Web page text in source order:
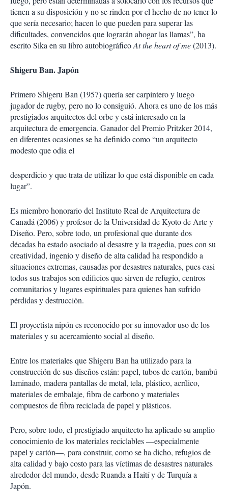
tienen a su disposición y no se rinden por el hecho de no tener lo
que sería necesario; hacen lo que pueden para superar las
dificultades, convencidos que lograrán ahogar las llamas”, ha
escrito Sika en su libro autobiográficoAt the heart of me(2013).
Shigeru Ban. Japón
Primero Shigeru Ban (1957) quería ser carpintero y luego
jugador de rugby, pero no lo consiguió. Ahora es uno de los más
prestigiados arquitectos del orbe y está interesado en la
arquitectura de emergencia. Ganador del Premio Pritzker 2014,
en diferentes ocasiones se ha definido como “un arquitecto
modesto que odia el
desperdicio y que trata de utilizar lo que está disponible en cada
lugar”.
Es miembro honorario del Instituto Real de Arquitectura de
Canadá (2006) y profesor de la Universidad de Kyoto de Arte y
Diseño. Pero, sobre todo, un profesional que durante dos
décadas ha estado asociado al desastre y la tragedia, pues con su
creatividad, ingenio y diseño de alta calidad ha respondido a
situaciones extremas, causadas por desastres naturales, pues casi
todos sus trabajos son edificios que sirven de refugio, centros
comunitarios y lugares espirituales para quienes han sufrido
pérdidas y destrucción.
El proyectista nipón es reconocido por su innovador uso de los
materiales y su acercamiento social al diseño.
Entre los materiales que Shigeru Ban ha utilizado para la
construcción de sus diseños están: papel, tubos de cartón, bambú
laminado, madera pantallas de metal, tela, plástico, acrílico,
materiales de embalaje, fibra de carbono y materiales
compuestos de fibra reciclada de papel y plásticos.
Pero, sobre todo, el prestigiado arquitecto ha aplicado su amplio
conocimiento de los materiales reciclables —especialmente
papel y cartón—, para construir, como se ha dicho, refugios de
alta calidad y bajo costo para las víctimas de desastres naturales
alrededor del mundo, desde Ruanda a Haití y de Turquía a
Japón.